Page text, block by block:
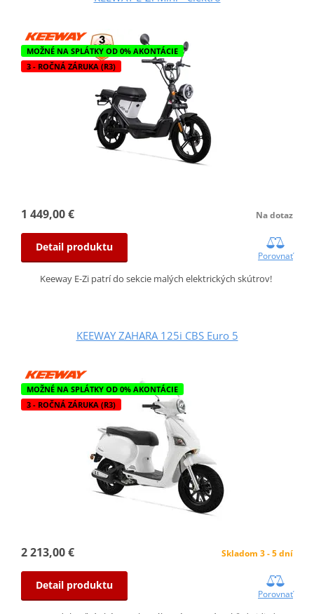
MOŽNÉ NA SPLÁTKY OD 0% AKONTÁCIE
3 - ROČNÁ ZÁRUKA (R3)
1 449,00 € Na dotaz
Detail produktu
Porovnať
Keeway E-Zi patrí do sekcie malých elektrických skútrov!
KEEWAY ZAHARA 125i CBS Euro 5
MOŽNÉ NA SPLÁTKY OD 0% AKONTÁCIE
3 - ROČNÁ ZÁRUKA (R3)
2 213,00 € Skladom 3 - 5 dní
Detail produktu
Porovnať